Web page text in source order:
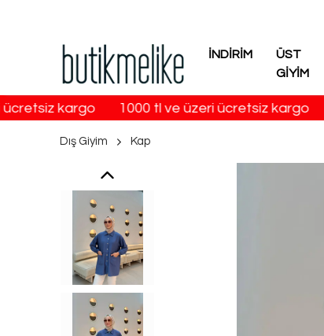
İNDİRİM
ÜST
GİYİM
kargo 1000 tl ve üzeri ücretsiz kargo
Dış Giyim Kap